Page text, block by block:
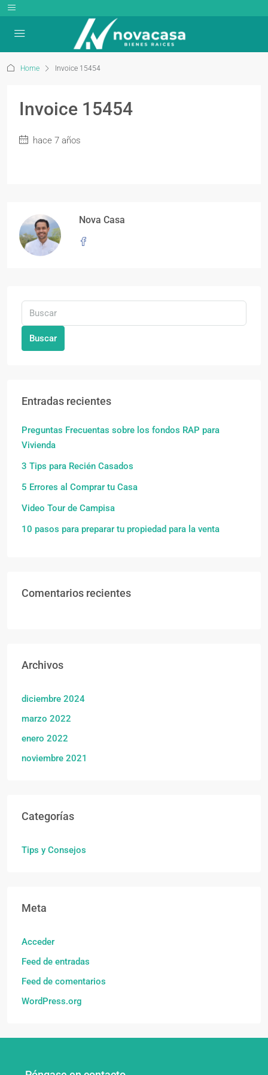
Home Invoice 15454
Invoice 15454
hace 7 años
Nova Casa
Buscar
Entradas recientes
Preguntas Frecuentas sobre los fondos RAP para
Vivienda
3 Tips para Recién Casados
5 Errores al Comprar tu Casa
Video Tour de Campisa
10 pasos para preparar tu propiedad para la venta
Comentarios recientes
Archivos
diciembre 2024
marzo 2022
enero 2022
noviembre 2021
Categorías
Tips y Consejos
Meta
Acceder
Feed de entradas
Feed de comentarios
WordPress.org